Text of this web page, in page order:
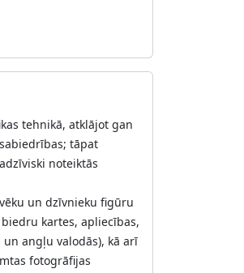
tehnikā, atklājot gan
tāpat
noteiktās
un dzīvnieku figūru
kartes, apliecības,
angļu valodās), kā arī
fotogrāfijas